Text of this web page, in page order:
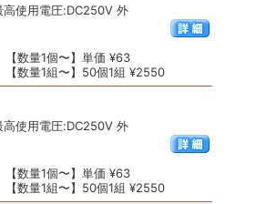
使用電圧:DC250V 外
【数量1個〜】単価 ¥63
【数量1組〜】50個1組 ¥2550
使用電圧:DC250V 外
【数量1個〜】単価 ¥63
【数量1組〜】50個1組 ¥2550